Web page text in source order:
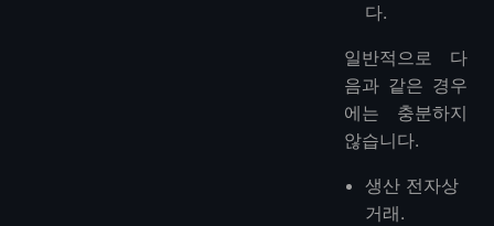
다.
일반적으로 다
음과 같은 경우
에는 충분하지
않습니다.
생산 전자상
거래.